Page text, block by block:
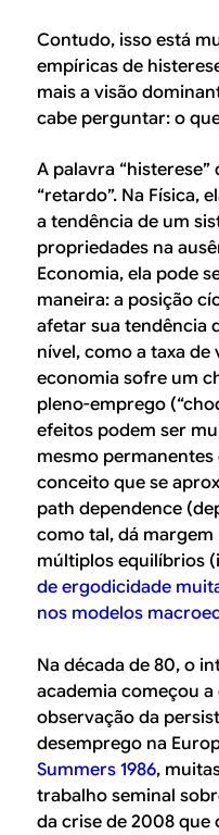
Contudo, isso está
empíricas de
mais a visão
cabe perguntar: o
A palavra
“retardo”. Na Física,
a tendência de um
propriedades na
Economia, ela pode
maneira: a posição
afetar sua tendência
nível, como a taxa de
economia sofre um
pleno-emprego
efeitos podem ser
mesmo permanentes
conceito que se
path dependence
como tal, dá
múltiplos equilíbrios
de ergodicidade
nos modelos
Na década de 80, o
academia começou
observação da
desemprego na
Summers 1986,
trabalho seminal
da crise de 2008 que